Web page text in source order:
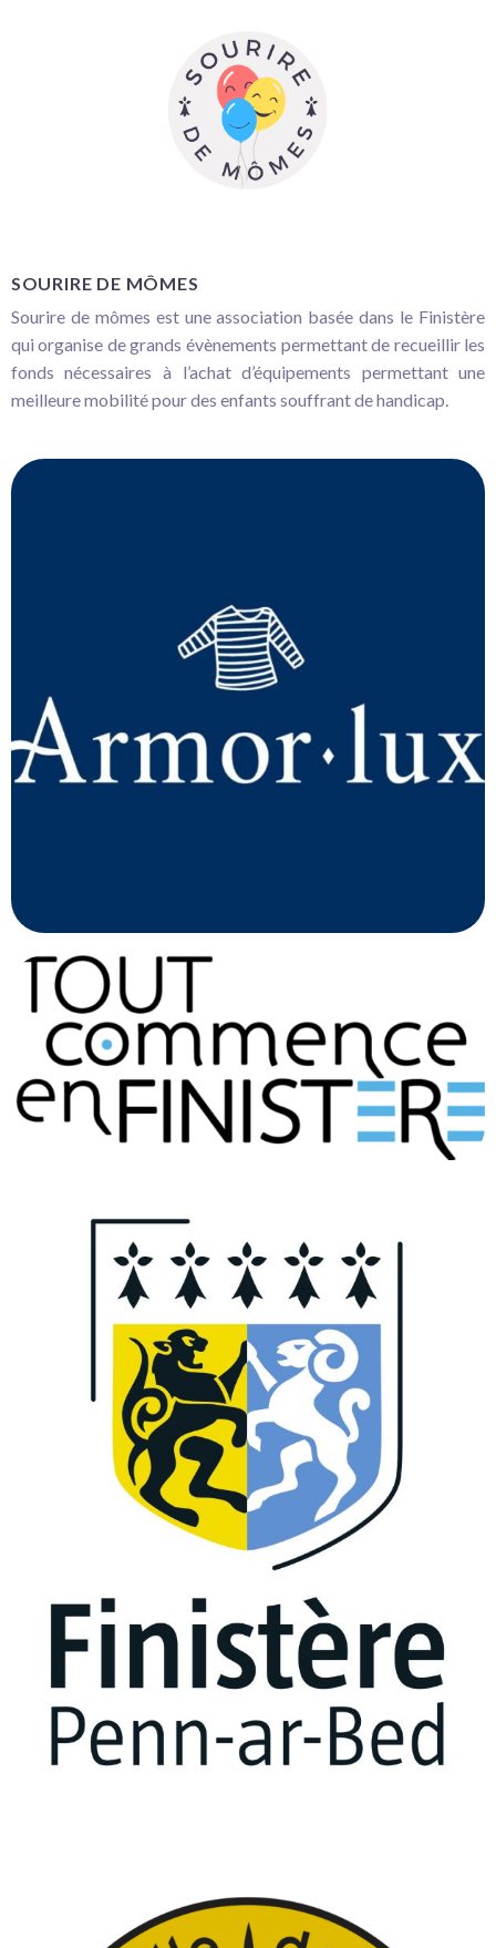
SOURIRE DE MÔMES
Sourire de mômes est une association basée dans le Finistère
qui organise de grands évènements permettant de recueillir les
fonds nécessaires à l’achat d’équipements permettant une
meilleure mobilité pour des enfants souffrant de handicap.